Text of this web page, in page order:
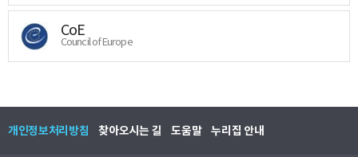
CoE
Council of Europe
개인정보처리방침 찾아오시는 길 도움말 누리집 안내